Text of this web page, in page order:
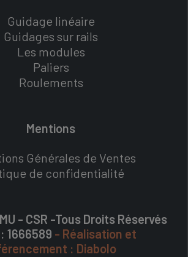
Guidage linéaire
Guidages sur rails
Les modules
Paliers
Roulements
Mentions
Générales de Ventes
de confidentialité
- CSR -Tous Droits Réservés
1666589 - Réalisation et
: Diabolo